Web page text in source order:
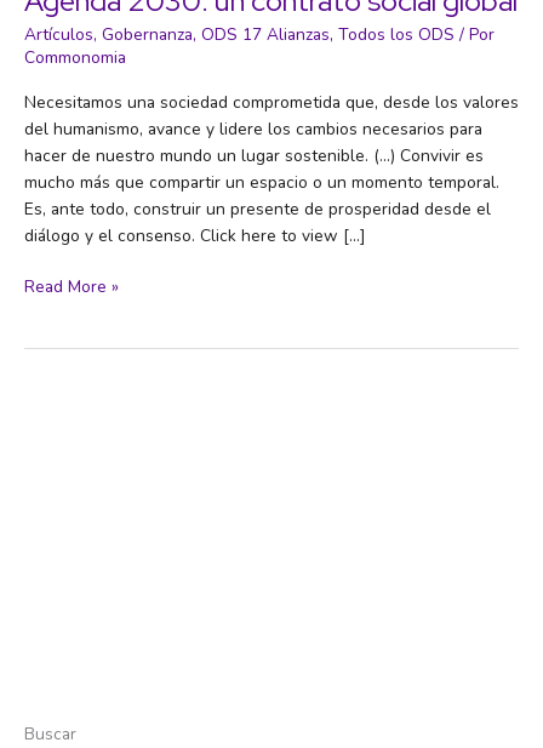
Artículos, Gobernanza, ODS 17 Alianzas, Todos los ODS / Por
Commonomia
Necesitamos una sociedad comprometida que, desde los valores
del humanismo, avance y lidere los cambios necesarios para
hacer de nuestro mundo un lugar sostenible. (…) Convivir es
mucho más que compartir un espacio o un momento temporal.
Es, ante todo, construir un presente de prosperidad desde el
diálogo y el consenso. Click here to view […]
Agenda
Read More »
Buscar